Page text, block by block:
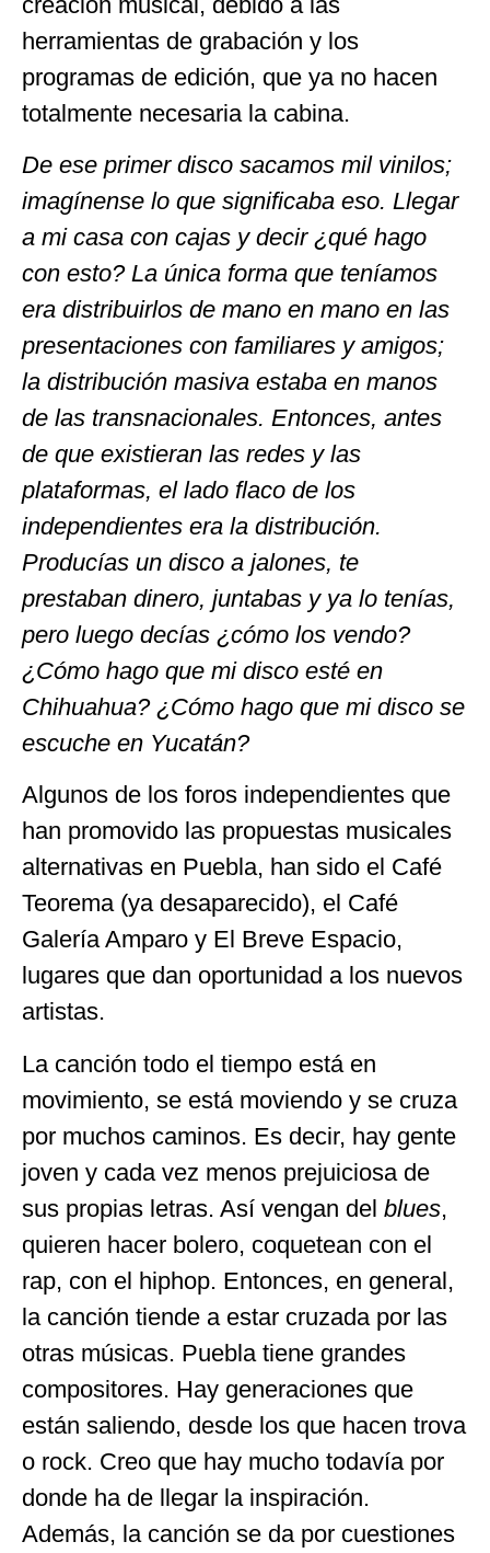
herramientas de grabación y los
programas de edición, que ya no hacen
totalmente necesaria la cabina.
De ese primer disco sacamos mil vinilos;
imagínense lo que significaba eso. Llegar
a mi casa con cajas y decir ¿qué hago
con esto? La única forma que teníamos
era distribuirlos de mano en mano en las
presentaciones con familiares y amigos;
la distribución masiva estaba en manos
de las transnacionales. Entonces, antes
de que existieran las redes y las
plataformas, el lado flaco de los
independientes era la distribución.
Producías un disco a jalones, te
prestaban dinero, juntabas y ya lo tenías,
pero luego decías ¿cómo los vendo?
¿Cómo hago que mi disco esté en
Chihuahua? ¿Cómo hago que mi disco se
escuche en Yucatán?
Algunos de los foros independientes que
han promovido las propuestas musicales
alternativas en Puebla, han sido el Café
Teorema (ya desaparecido), el Café
Galería Amparo y El Breve Espacio,
lugares que dan oportunidad a los nuevos
artistas.
La canción todo el tiempo está en
movimiento, se está moviendo y se cruza
por muchos caminos. Es decir, hay gente
joven y cada vez menos prejuiciosa de
sus propias letras. Así vengan del blues,
quieren hacer bolero, coquetean con el
rap, con el hiphop. Entonces, en general,
la canción tiende a estar cruzada por las
otras músicas. Puebla tiene grandes
compositores. Hay generaciones que
están saliendo, desde los que hacen trova
o rock. Creo que hay mucho todavía por
donde ha de llegar la inspiración.
Además, la canción se da por cuestiones